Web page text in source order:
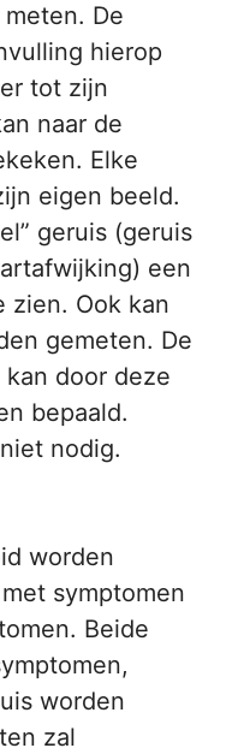
De
hierop
tot zijn
naar de
Elke
eigen beeld.
geruis (geruis
een
zien. Ook kan
gemeten. De
door deze
bepaald.
nodig.
worden
symptomen
Beide
worden
zal